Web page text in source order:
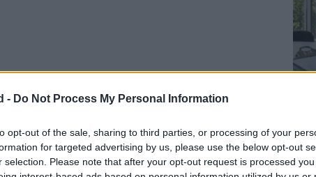
- Do Not Process My Personal Information
opt-out of the sale, sharing to third parties, or processing of your
for targeted advertising by us, please use the below opt-out
selection. Please note that after your opt-out request is processed
para España. Ya que nos encontramos en uno de
Gobierno de coalición de PSOE y Podemos. La
realizar el Gobierno y que no convencen a la
altercados políticos.